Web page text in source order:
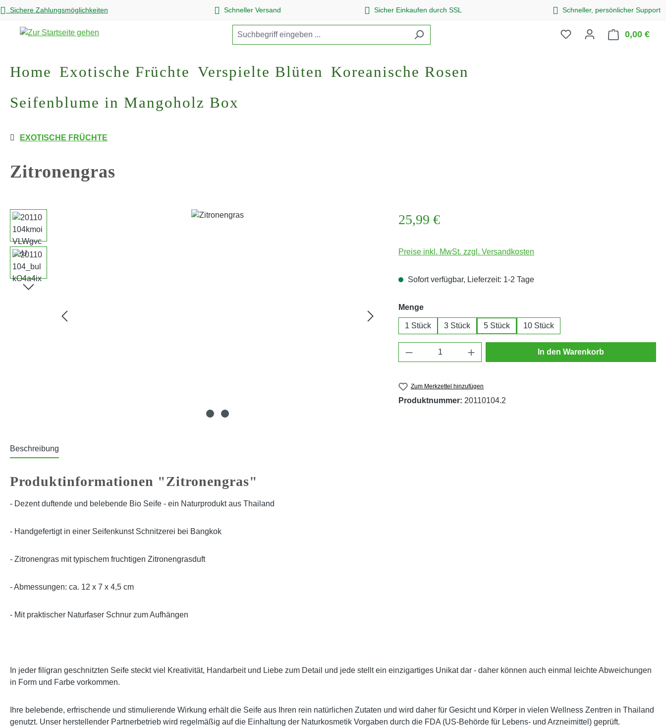
Hauptinhalt springen
Zur Suche springen
Zur Hauptnavigation springen
Sichere Zahlungsmöglichkeiten Schneller Versand Sicher Einkaufen durch SSL Schneller, persönlicher Support
0,00 €
Home Exotische Früchte Verspielte Blüten Koreanische Rosen
Seifenblume in Mangoholz Box
EXOTISCHE FRÜCHTE
Zitronengras
Bildergalerie überspringen Regulärer Preis:
25,99 €
Preise inkl. MwSt. zzgl. Versandkosten
Sofort verfügbar, Lieferzeit: 1-2 Tage
Mengeauswählen
1 Stück 3 Stück 5 Stück 10 Stück
Produkt Anzahl: Gib den gewünschten Wert ein
In den Warenkorb
Zum Merkzettel hinzufügen
Produktnummer: 20110104.2
Beschreibung
Produktinformationen "Zitronengras"
- Dezent duftende und belebende Bio Seife - ein Naturprodukt aus Thailand
- Handgefertigt in einer Seifenkunst Schnitzerei bei Bangkok
- Zitronengras mit typischem fruchtigen Zitronengrasduft
- Abmessungen: ca. 12 x 7 x 4,5 cm
- Mit praktischer Naturfaser Schnur zum Aufhängen
In jeder filigran geschnitzten Seife steckt viel Kreativität, Handarbeit und Liebe zum Detail und jede stellt ein einzigartiges Unikat dar - daher können auch einmal leichte Abweichungen
in Form und Farbe vorkommen.
Ihre belebende, erfrischende und stimulierende Wirkung erhält die Seife aus Ihren rein natürlichen Zutaten und wird daher für Gesicht und Körper in vielen Wellness Zentren in Thailand
genutzt. Unser herstellender Partnerbetrieb wird regelmäßig auf die Einhaltung der Naturkosmetik Vorgaben durch die FDA (US-Behörde für Lebens- und Arzneimittel) geprüft.